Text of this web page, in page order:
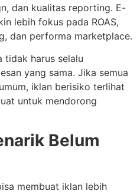
dan kualitas reporting. E-
lebih fokus pada ROAS,
dan performa marketplace.
tidak harus selalu
yang sama. Jika semua
iklan berisiko terlihat
untuk mendorong
Belum
membuat iklan lebih